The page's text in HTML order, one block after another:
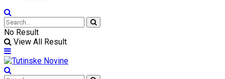
No Result
View All Result